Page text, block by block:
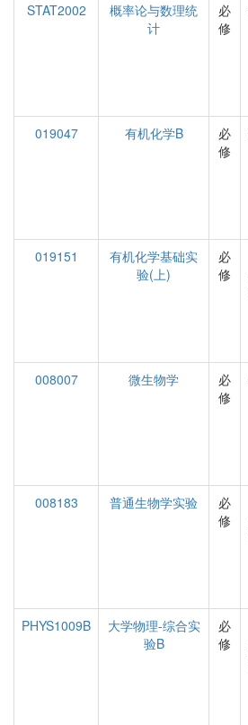
STAT2002
概率论与数理统
计
必
修
019047
有机化学B
必
修
019151
有机化学基础实
验(上)
必
修
008007
微生物学
必
修
008183
普通生物学实验
必
修
PHYS1009B
大学物理-综合实
验B
必
修